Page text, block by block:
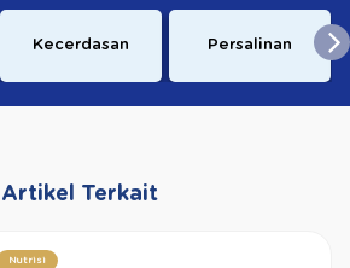
Kecerdasan Persalinan
Artikel Terkait
Nutrisi